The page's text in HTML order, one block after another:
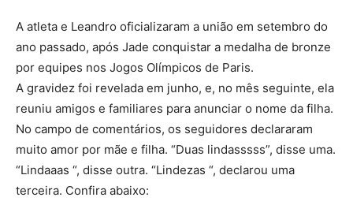
A atleta e Leandro oficializaram a união em setembro do
ano passado, após Jade conquistar a medalha de bronze
por equipes nos Jogos Olímpicos de Paris.
A gravidez foi revelada em junho, e, no mês seguinte, ela
reuniu amigos e familiares para anunciar o nome da filha.
No campo de comentários, os seguidores declararam
muito amor por mãe e filha. “Duas lindasssss”, disse uma.
“Lindaaas “, disse outra. “Lindezas “, declarou uma
terceira. Confira abaixo: